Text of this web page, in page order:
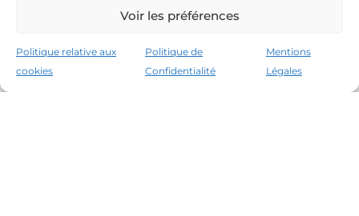
Voir les préférences
Politique relative aux
cookies
Politique de
Confidentialité
Mentions
Légales